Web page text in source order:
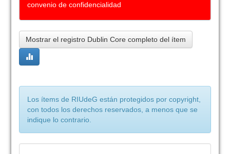
convenio de confidencialidad
Mostrar el registro Dublin Core completo del ítem
Los ítems de RIUdeG están protegidos por copyright,
con todos los derechos reservados, a menos que se
indique lo contrario.